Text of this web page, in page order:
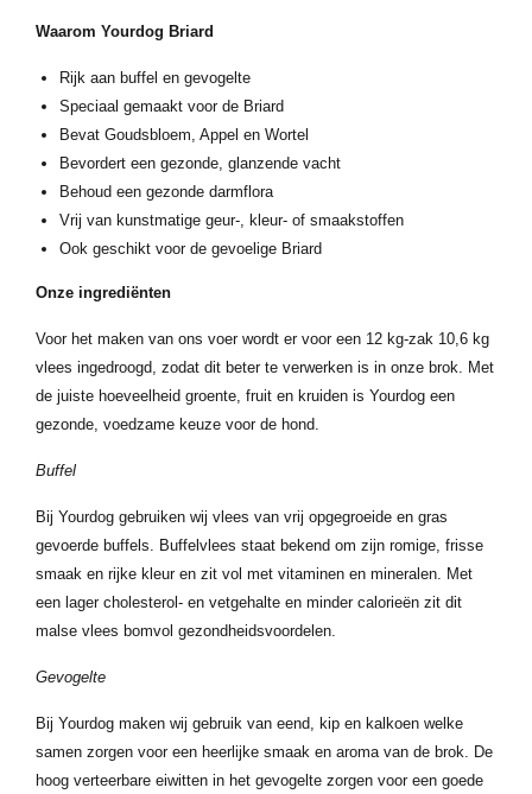
Waarom Yourdog Briard
Rijk aan buffel en gevogelte
Speciaal gemaakt voor de Briard
Bevat Goudsbloem, Appel en Wortel
Bevordert een gezonde, glanzende vacht
Behoud een gezonde darmflora
Vrij van kunstmatige geur-, kleur- of smaakstoffen
Ook geschikt voor de gevoelige Briard
Onze ingrediënten
Voor het maken van ons voer wordt er voor een 12 kg-zak 10,6 kg
vlees ingedroogd, zodat dit beter te verwerken is in onze brok. Met
de juiste hoeveelheid groente, fruit en kruiden is Yourdog een
gezonde, voedzame keuze voor de hond.
Buffel
Bij Yourdog gebruiken wij vlees van vrij opgegroeide en gras
gevoerde buffels. Buffelvlees staat bekend om zijn romige, frisse
smaak en rijke kleur en zit vol met vitaminen en mineralen. Met
een lager cholesterol- en vetgehalte en minder calorieën zit dit
malse vlees bomvol gezondheidsvoordelen.
Gevogelte
Bij Yourdog maken wij gebruik van eend, kip en kalkoen welke
samen zorgen voor een heerlijke smaak en aroma van de brok. De
hoog verteerbare eiwitten in het gevogelte zorgen voor een goede